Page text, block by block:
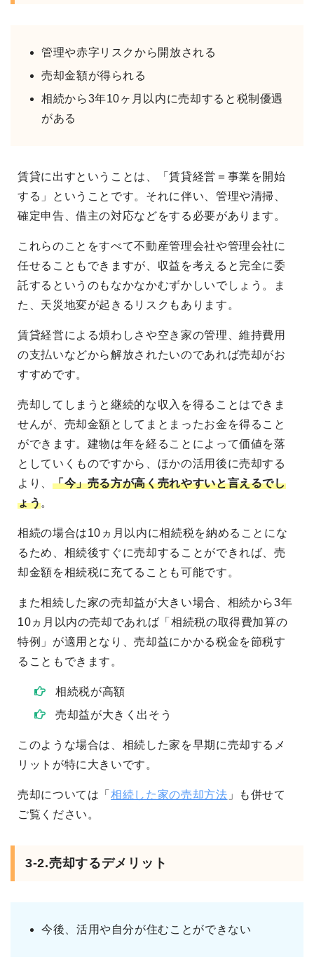
管理や赤字リスクから開放される
売却金額が得られる
相続から3年10ヶ月以内に売却すると税制優遇
がある
賃貸に出すということは、「賃貸経営＝事業を開始
する」ということです。それに伴い、管理や清掃、
確定申告、借主の対応などをする必要があります。
これらのことをすべて不動産管理会社や管理会社に
任せることもできますが、収益を考えると完全に委
託するというのもなかなかむずかしいでしょう。ま
た、天災地変が起きるリスクもあります。
賃貸経営による煩わしさや空き家の管理、維持費用
の支払いなどから解放されたいのであれば売却がお
すすめです。
売却してしまうと継続的な収入を得ることはできま
せんが、売却金額としてまとまったお金を得ること
ができます。建物は年を経ることによって価値を落
としていくものですから、ほかの活用後に売却する
より、 「今」売る方が高く売れやすいと言えるでし
ょう。
相続の場合は10ヵ月以内に相続税を納めることにな
るため、相続後すぐに売却することができれば、売
却金額を相続税に充てることも可能です。
また相続した家の売却益が大きい場合、相続から3年
10ヵ月以内の売却であれば「相続税の取得費加算の
特例」が適用となり、売却益にかかる税金を節税す
ることもできます。
相続税が高額
売却益が大きく出そう
このような場合は、相続した家を早期に売却するメ
リットが特に大きいです。
売却については「相続した家の売却方法 」も併せて
ご覧ください。
3-2.売却するデメリット
今後、活用や自分が住むことができない